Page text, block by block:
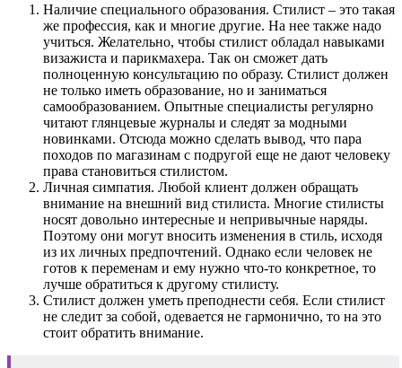
Наличие специального образования. Стилист – это такая
же профессия, как и многие другие. На нее также надо
учиться. Желательно, чтобы стилист обладал навыками
визажиста и парикмахера. Так он сможет дать
полноценную консультацию по образу. Стилист должен
не только иметь образование, но и заниматься
самообразованием. Опытные специалисты регулярно
читают глянцевые журналы и следят за модными
новинками. Отсюда можно сделать вывод, что пара
походов по магазинам с подругой еще не дают человеку
права становиться стилистом.
Личная симпатия. Любой клиент должен обращать
внимание на внешний вид стилиста. Многие стилисты
носят довольно интересные и непривычные наряды.
Поэтому они могут вносить изменения в стиль, исходя
из их личных предпочтений. Однако если человек не
готов к переменам и ему нужно что-то конкретное, то
лучше обратиться к другому стилисту.
Стилист должен уметь преподнести себя. Если стилист
не следит за собой, одевается не гармонично, то на это
стоит обратить внимание.